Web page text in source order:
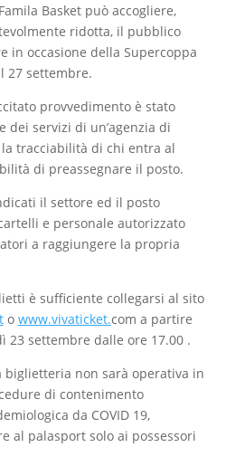
Basket può accogliere,
ridotta, il pubblico
in occasione della Supercoppa
27 settembre.
provvedimento è stato
dei servizi di un’agenzia di
tracciabilità di chi entra al
di preassegnare il posto.
il settore ed il posto
e personale autorizzato
a raggiungere la propria
è sufficiente collegarsi al sito
o www.vivaticket.com a partire
23 settembre dalle ore 17.00 .
biglietteria non sarà operativa in
di contenimento
da COVID 19,
al palasport solo ai possessori